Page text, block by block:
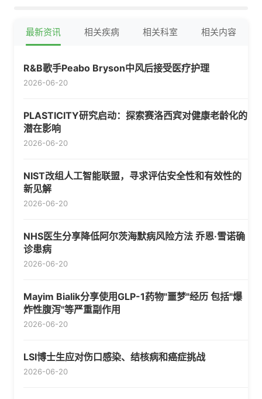
最新资讯 相关疾病 相关科室 相关内容
R&B歌手Peabo Bryson中风后接受医疗护理
2026-06-20
PLASTICITY研究启动：探索赛洛西宾对健康老龄化的
潜在影响
2026-06-20
NIST改组人工智能联盟，寻求评估安全性和有效性的
新见解
2026-06-20
NHS医生分享降低阿尔茨海默病风险方法 乔恩·雪诺确
诊患病
2026-06-20
Mayim Bialik分享使用GLP-1药物"噩梦"经历 包括"爆
炸性腹泻"等严重副作用
2026-06-20
LSI博士生应对伤口感染、结核病和癌症挑战
2026-06-20